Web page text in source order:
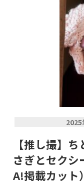
2025
【推し撮】
さぎとセクシ
A!掲載カット）